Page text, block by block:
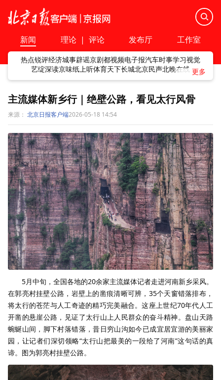
新闻 理论 | 评论 发布厅 工作室
热点锐评经济城事辟谣京剧都视频电子报汽车时事学习视觉
艺绽深读京味纸上听体育天下长城北京民声北晚在线
主流媒体新乡行｜绝壁公路，看见太行风骨
来源： 北京日报客户端2026-05-18 14:54
5月中旬，全国各地的20余家主流媒体记者走进河南新乡采风。
在郭亮村挂壁公路，岩壁上的凿痕清晰可辨，35个天窗错落排布，
将太行的苍茫与人工奇迹的精巧完美融合。这座上世纪70年代人工
开凿的悬崖公路，见证了太行山上人民群众的奋斗精神。盘山天路
蜿蜒山间，脚下村落错落，昔日穷山沟如今已成宜居宜游的美丽家
园，让记者们深切领略“太行山把最美的一段给了河南”这句话的真
谛。图为郭亮村挂壁公路。